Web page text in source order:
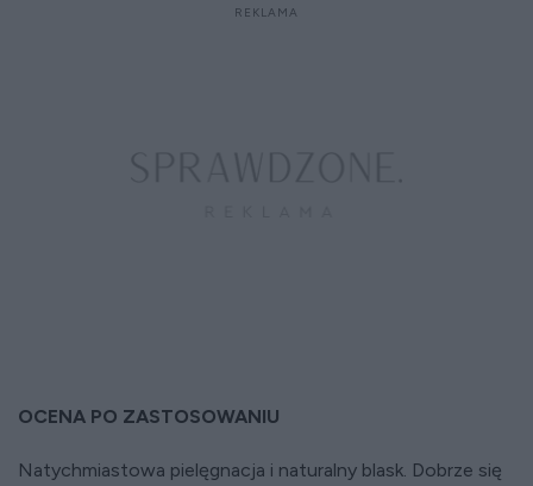
OCENA PO ZASTOSOWANIU
Natychmiastowa pielęgnacja i naturalny blask. Dobrze się